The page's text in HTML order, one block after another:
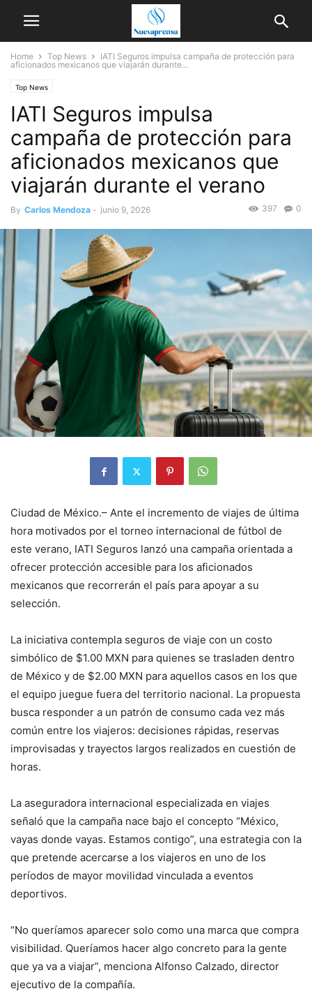
Home Top News
IATI Seguros impulsa campaña de protección para
aficionados mexicanos que viajarán durante...
Top News
IATI Seguros impulsa
campaña de protección para
aficionados mexicanos que
viajarán durante el verano
By Carlos Mendoza - junio 9, 2026 0
397
Ciudad de México.– Ante el incremento de viajes de última
hora motivados por el torneo internacional de fútbol de
este verano, IATI Seguros lanzó una campaña orientada a
ofrecer protección accesible para los aficionados
mexicanos que recorrerán el país para apoyar a su
selección.
La iniciativa contempla seguros de viaje con un costo
simbólico de $1.00 MXN para quienes se trasladen dentro
de México y de $2.00 MXN para aquellos casos en los que
el equipo juegue fuera del territorio nacional. La propuesta
busca responder a un patrón de consumo cada vez más
común entre los viajeros: decisiones rápidas, reservas
improvisadas y trayectos largos realizados en cuestión de
horas.
La aseguradora internacional especializada en viajes
señaló que la campaña nace bajo el concepto “México,
vayas donde vayas. Estamos contigo”, una estrategia con la
que pretende acercarse a los viajeros en uno de los
períodos de mayor movilidad vinculada a eventos
deportivos.
“No queríamos aparecer solo como una marca que compra
visibilidad. Queríamos hacer algo concreto para la gente
que ya va a viajar”, menciona Alfonso Calzado, director
ejecutivo de la compañía.